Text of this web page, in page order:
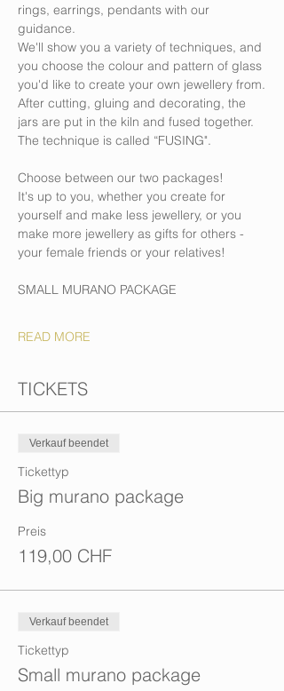
rings, earrings, pendants with our
guidance.
We'll show you a variety of techniques, and
you choose the colour and pattern of glass
you'd like to create your own jewellery from.
After cutting, gluing and decorating, the
jars are put in the kiln and fused together.
The technique is called “FUSING".
Choose between our two packages!
It's up to you, whether you create for
yourself and make less jewellery, or you
make more jewellery as gifts for others -
your female friends or your relatives!
SMALL MURANO PACKAGE
READ MORE
TICKETS
Verkauf beendet
Tickettyp
Big murano package
Preis
119,00 CHF
Verkauf beendet
Tickettyp
Small murano package